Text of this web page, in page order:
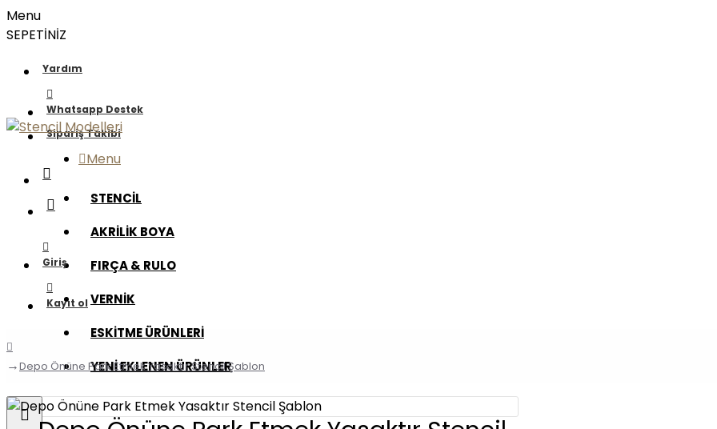
Menu
SEPETİNİZ
Yardım
Whatsapp Destek
Sipariş Takibi
Menu
STENCİL
AKRİLİK BOYA
FIRÇA & RULO
VERNİK
ESKİTME ÜRÜNLERİ
YENI EKLENEN ÜRÜNLER
Giriş
Kayıt ol
Depo Önüne Park Etmek Yasaktır Stencil Şablon